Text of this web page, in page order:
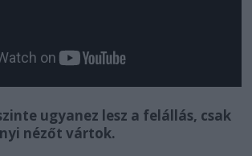
ugyanez lesz a felállás, csak
nézőt vártok.